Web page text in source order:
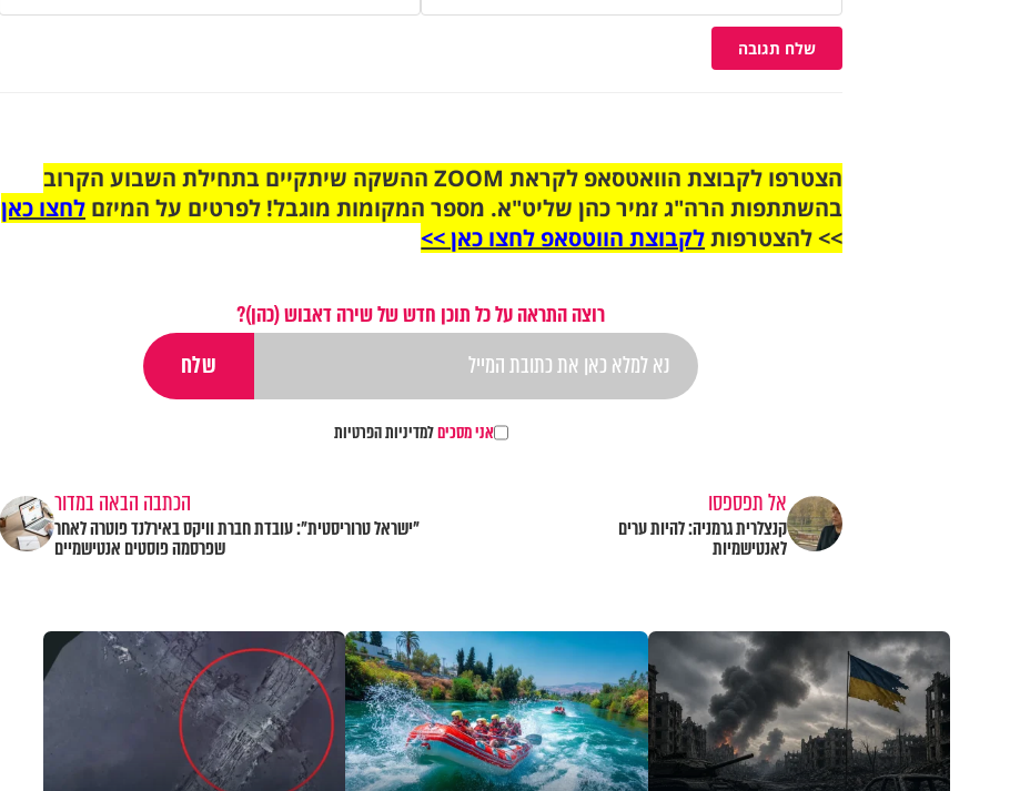
שלח תגובה
הצטרפו לקבוצת הוואטסאפ לקראת ZOOM ההשקה שיתקיים בתחילת השבוע הקרוב
בהשתתפות הרה"ג זמיר כהן שליט"א. מספר המקומות מוגבל! לפרטים על המיזם לחצו כאן
>> להצטרפותלקבוצת הווטסאפ לחצו כאן >>
רוצה התראה על כל תוכן חדש של שירה דאבוש (כהן)?
אני מסכיםלמדיניות הפרטיות
אל תפספסו
קנצלרית גרמניה: להיות ערים
לאנטישמיות
הכתבה הבאה במדור
"ישראל טרוריסטית": עובדת חברת וויקס באירלנד פוטרה לאחר
שפרסמה פוסטים אנטישמיים